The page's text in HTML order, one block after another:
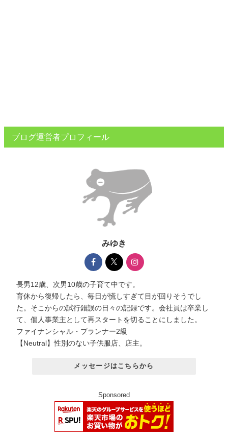
ブログ運営者プロフィール
みゆき
長男12歳、次男10歳の子育て中です。
育休から復帰したら、毎日が慌しすぎて目が回りそうでし
た。そこからの試行錯誤の日々の記録です。会社員は卒業し
て、個人事業主として再スタートを切ることにしました。
ファイナンシャル・プランナー2級
【Neutral】性別のない子供服店、店主。
メッセージはこちらから
Sponsored